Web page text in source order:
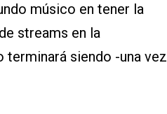
músico en tener la
streams en la
terminará siendo -una vez